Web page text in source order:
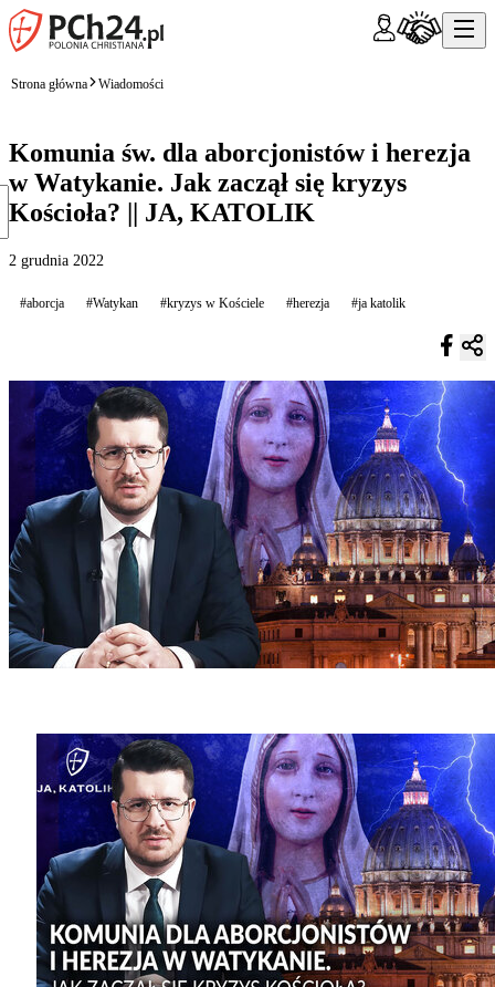
Strona główna Wiadomości
Komunia św. dla aborcjonistów i herezja
w Watykanie. Jak zaczął się kryzys
Kościoła? || JA, KATOLIK
2 grudnia 2022
#aborcja #Watykan #kryzys w Kościele #herezja #ja katolik